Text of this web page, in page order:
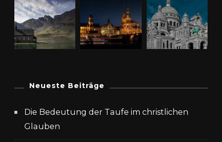
Neueste Beiträge
Die Bedeutung der Taufe im christlichen
Glauben